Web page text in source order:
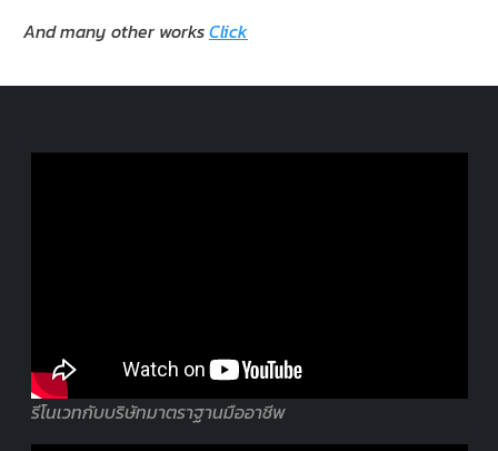
And many other worksClick
รีโนเวทกับบริษัทมาตราฐานมืออาชีพ